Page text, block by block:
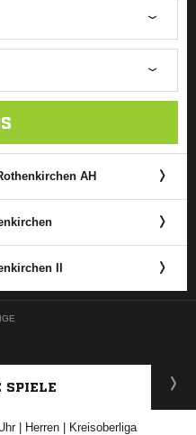
AH
II
SPIELE
| Herren | Kreisoberliga